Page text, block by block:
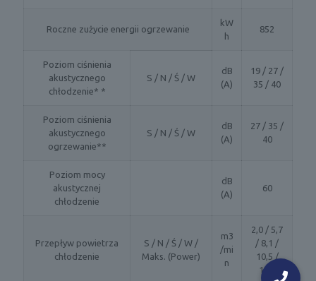
Roczne zużycie energii ogrzewanie
kW
h
852
Poziom ciśnienia
akustycznego
chłodzenie* *
S / N / Ś / W
dB
(A)
19 / 27 /
35 / 40
Poziom ciśnienia
akustycznego
ogrzewanie**
S / N / Ś / W
dB
(A)
27 / 35 /
40
Poziom mocy
akustycznej
chłodzenie
dB
(A)
60
Przepływ powietrza
chłodzenie
S / N / Ś / W /
Maks. (Power)
m3
/mi
n
2,0 / 5,7
/ 8,1 /
10,5 /
13,6